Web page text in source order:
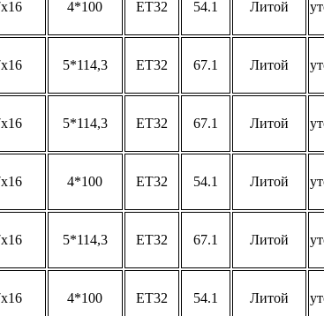
4*100 ET32 54.1 Литой
5*114,3 ET32 67.1 Литой
5*114,3 ET32 67.1 Литой
4*100 ET32 54.1 Литой
5*114,3 ET32 67.1 Литой
4*100 ET32 54.1 Литой